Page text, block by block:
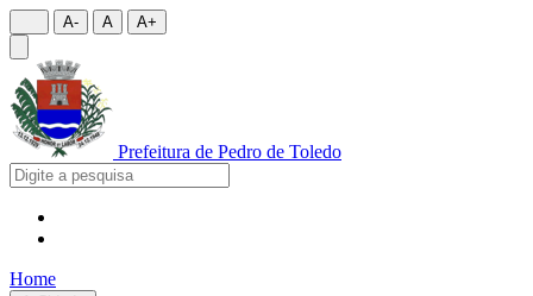
A- A A+
Prefeitura de Pedro de Toledo
Home